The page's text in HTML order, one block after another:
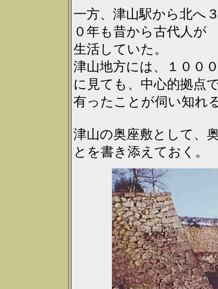
一方、津山駅から北へ
０年も昔から古代人が
生活していた。
津山地方には、１００
に見ても、中心的拠点
有ったことが伺い知れ
津山の奥座敷として、
とを書き添えておく。